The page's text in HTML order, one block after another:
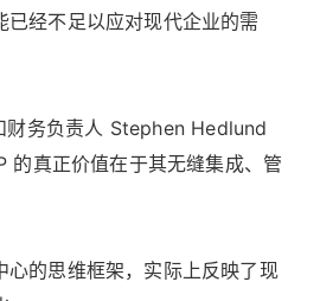
经不足以应对现代企业的需
务负责人 Stephen Hedlund
的真正价值在于其无缝集成、管
心的思维框架，实际上反映了现